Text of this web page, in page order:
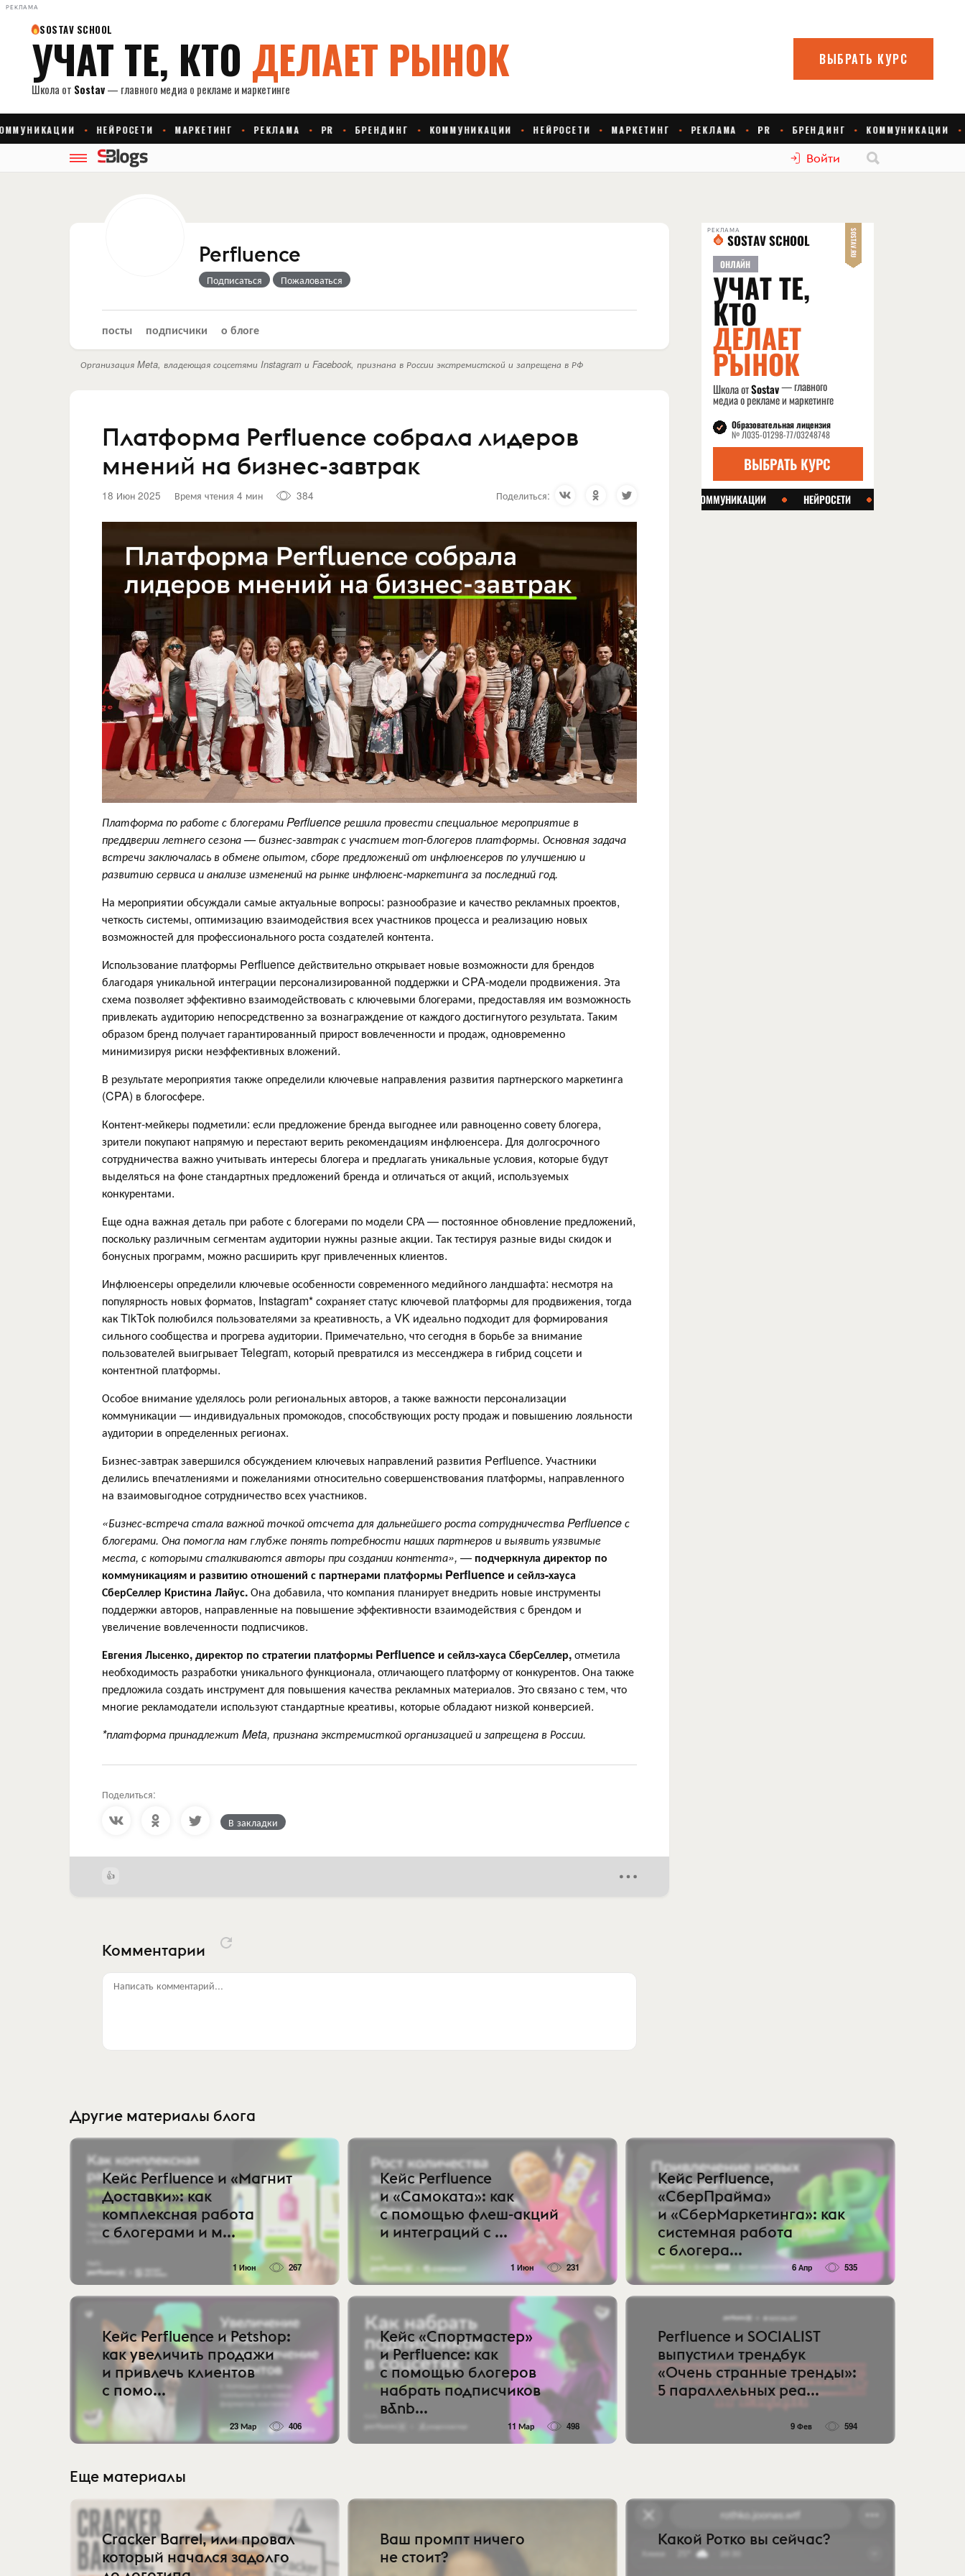
РЕКЛАМА
Войти
Perfluence
Подписаться Пожаловаться
посты подписчики о блоге
Организация Meta, владеющая соцсетями Instagram и Facebook, признана в России экстремистской и запрещена в РФ
Платформа Perfluence собрала лидеров
мнений на бизнес-завтрак
18 Июн 2025 Время чтения 4 мин 384 Поделиться:
Платформа по работе с блогерами Perfluence решила провести специальное мероприятие в
преддверии летнего сезона — бизнес-завтрак с участием топ-блогеров платформы. Основная задача
встречи заключалась в обмене опытом, сборе предложений от инфлюенсеров по улучшению и
развитию сервиса и анализе изменений на рынке инфлюенс-маркетинга за последний год.
На мероприятии обсуждали самые актуальные вопросы: разнообразие и качество рекламных проектов,
четкость системы, оптимизацию взаимодействия всех участников процесса и реализацию новых
возможностей для профессионального роста создателей контента.
Использование платформы Perfluence действительно открывает новые возможности для брендов
благодаря уникальной интеграции персонализированной поддержки и CPA-модели продвижения. Эта
схема позволяет эффективно взаимодействовать с ключевыми блогерами, предоставляя им возможность
привлекать аудиторию непосредственно за вознаграждение от каждого достигнутого результата. Таким
образом бренд получает гарантированный прирост вовлеченности и продаж, одновременно
минимизируя риски неэффективных вложений.
В результате мероприятия также определили ключевые направления развития партнерского маркетинга
(CPA) в блогосфере.
Контент-мейкеры подметили: если предложение бренда выгоднее или равноценно совету блогера,
зрители покупают напрямую и перестают верить рекомендациям инфлюенсера. Для долгосрочного
сотрудничества важно учитывать интересы блогера и предлагать уникальные условия, которые будут
выделяться на фоне стандартных предложений бренда и отличаться от акций, используемых
конкурентами.
Еще одна важная деталь при работе с блогерами по модели СРА — постоянное обновление предложений,
поскольку различным сегментам аудитории нужны разные акции. Так тестируя разные виды скидок и
бонусных программ, можно расширить круг привлеченных клиентов.
Инфлюенсеры определили ключевые особенности современного медийного ландшафта: несмотря на
популярность новых форматов, Instagram* сохраняет статус ключевой платформы для продвижения, тогда
как TikTok полюбился пользователями за креативность, а VK идеально подходит для формирования
сильного сообщества и прогрева аудитории. Примечательно, что сегодня в борьбе за внимание
пользователей выигрывает Telegram, который превратился из мессенджера в гибрид соцсети и
контентной платформы.
Особое внимание уделялось роли региональных авторов, а также важности персонализации
коммуникации — индивидуальных промокодов, способствующих росту продаж и повышению лояльности
аудитории в определенных регионах.
Бизнес-завтрак завершился обсуждением ключевых направлений развития Perfluence. Участники
делились впечатлениями и пожеланиями относительно совершенствования платформы, направленного
на взаимовыгодное сотрудничество всех участников.
«Бизнес-встреча стала важной точкой отсчета для дальнейшего роста сотрудничества Perfluence с
блогерами. Она помогла нам глубже понять потребности наших партнеров и выявить уязвимые
места, с которыми сталкиваются авторы при создании контента», — подчеркнула директор по
коммуникациям и развитию отношений с партнерами платформы Perfluence и сейлз-хауса
СберСеллер Кристина Лайус.Она добавила, что компания планирует внедрить новые инструменты
поддержки авторов, направленные на повышение эффективности взаимодействия с брендом и
увеличение вовлеченности подписчиков.
Евгения Лысенко, директор по стратегии платформы Perfluence и сейлз-хауса СберСеллер,отметила
необходимость разработки уникального функционала, отличающего платформу от конкурентов. Она также
предложила создать инструмент для повышения качества рекламных материалов. Это связано с тем, что
многие рекламодатели используют стандартные креативы, которые обладают низкой конверсией.
​​*платформа принадлежит Meta, признана экстремисткой организацией и запрещена в России.
Поделиться:
В закладки
Комментарии
Написать комментарий...
РЕКЛАМА
Другие материалы блога
Кейс Perfluence и «Магнит
Доставки»: как
комплексная работа
с блогерами и м...
1 Июн 267
Кейс Perfluence
и «Самоката»: как
с помощью флеш-акций
и интеграций с ...
1 Июн 231
Кейс Perfluence,
«СберПрайма»
и «СберМаркетинга»: как
системная работа
с блогера...
6 Апр 535
Кейс Perfluence и Petshop:
как увеличить продажи
и привлечь клиентов
с помо...
23 Мар 406
Кейс «Спортмастер»
и Perfluence: как
с помощью блогеров
набрать подписчиков
в&nb...
11 Мар 498
Perfluence и SOCIALIST
выпустили трендбук
«Очень странные тренды»:
5 параллельных реа...
9 Фев 594
Еще материалы
Cracker Barrel, или провал
который начался задолго
Ваш промпт ничего
не стоит?
Какой Ротко вы сейчас?